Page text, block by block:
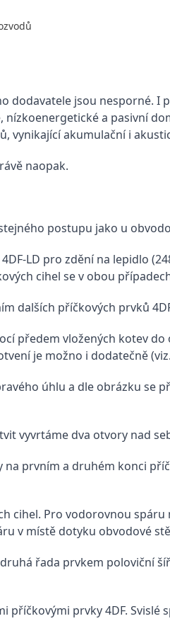
jsou nesporné. I
a pasivní
vynikající akumulační i
naopak.
postupu jako u
LD pro zdění na lepidlo
cihel se v obou
dalších příčkových prvků
předem vložených kotev
je možno i dodatečně
úhlu a dle obrázku se
vyvrtáme dva otvory nad
prvním a druhém konci
cihel. Pro vodorovnou
v místě dotyku obvodové
řada prvkem poloviční
příčkovými prvky 4DF.